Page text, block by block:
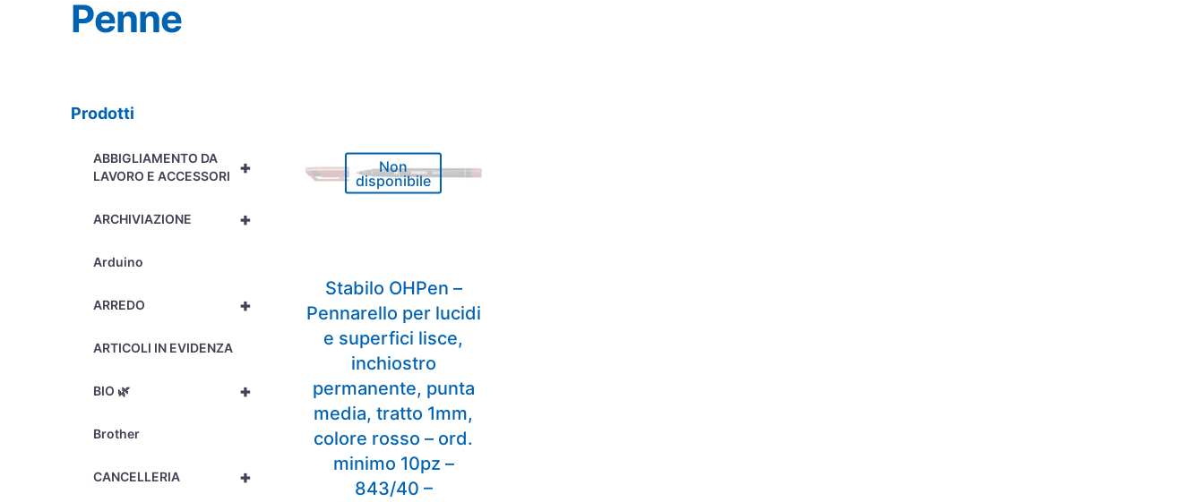
Penne
Prodotti
+
ABBIGLIAMENTO DA
LAVORO E ACCESSORI
+
ARCHIVIAZIONE
Arduino
+
ARREDO
ARTICOLI IN EVIDENZA
+
BIO 🌿
Brother
+
CANCELLERIA
Non
disponibile
Stabilo OHPen –
Pennarello per lucidi
e superfici lisce,
inchiostro
permanente, punta
media, tratto 1mm,
colore rosso – ord.
minimo 10pz –
843/40 –